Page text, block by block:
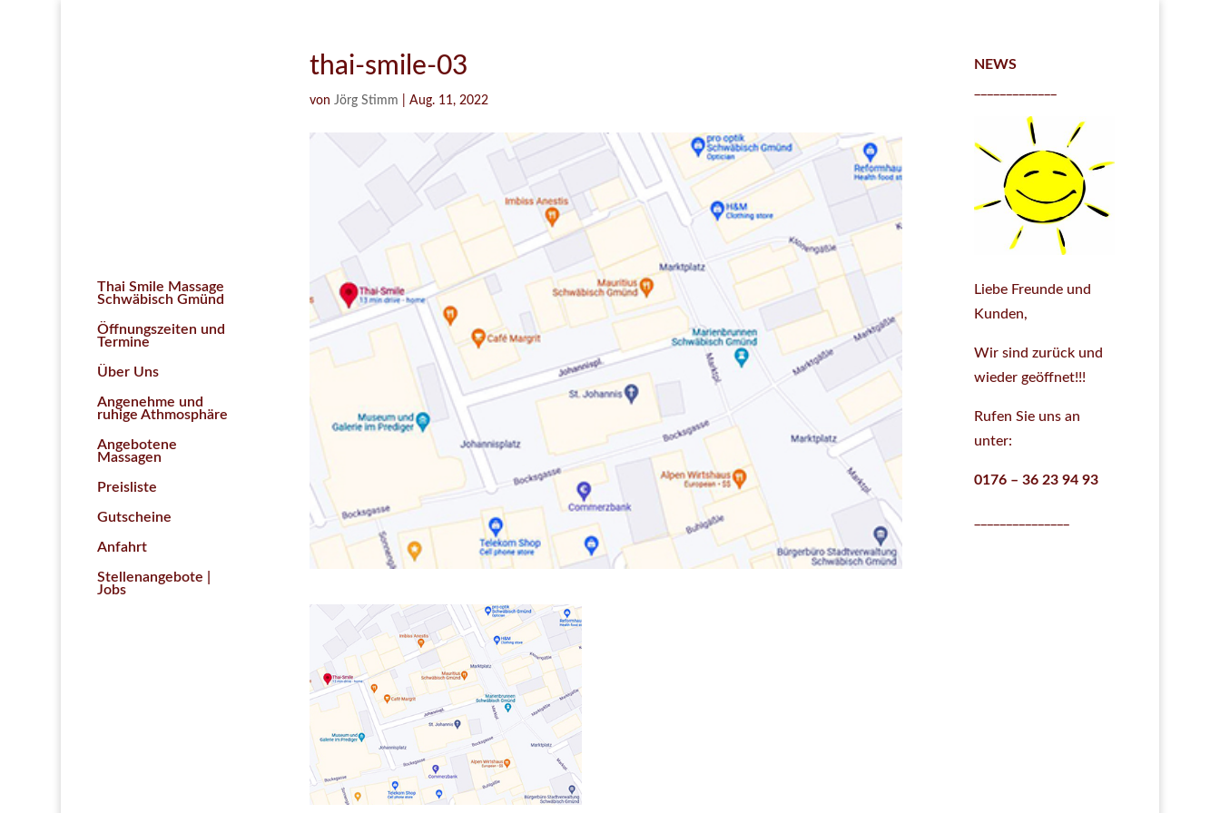
Thai Smile Massage
Schwäbisch Gmünd
Öffnungszeiten und
Termine
Über Uns
Angenehme und
ruhige Athmosphäre
Angebotene
Massagen
Preisliste
Gutscheine
Anfahrt
Stellenangebote |
Jobs
thai-smile-03
vonJörg Stimm |Aug. 11, 2022
NEWS
Liebe Freunde und
Kunden,
Wir sind zurück und
wieder geöffnet!!!
Rufen Sie uns an
unter:
0176 – 36 23 94 93